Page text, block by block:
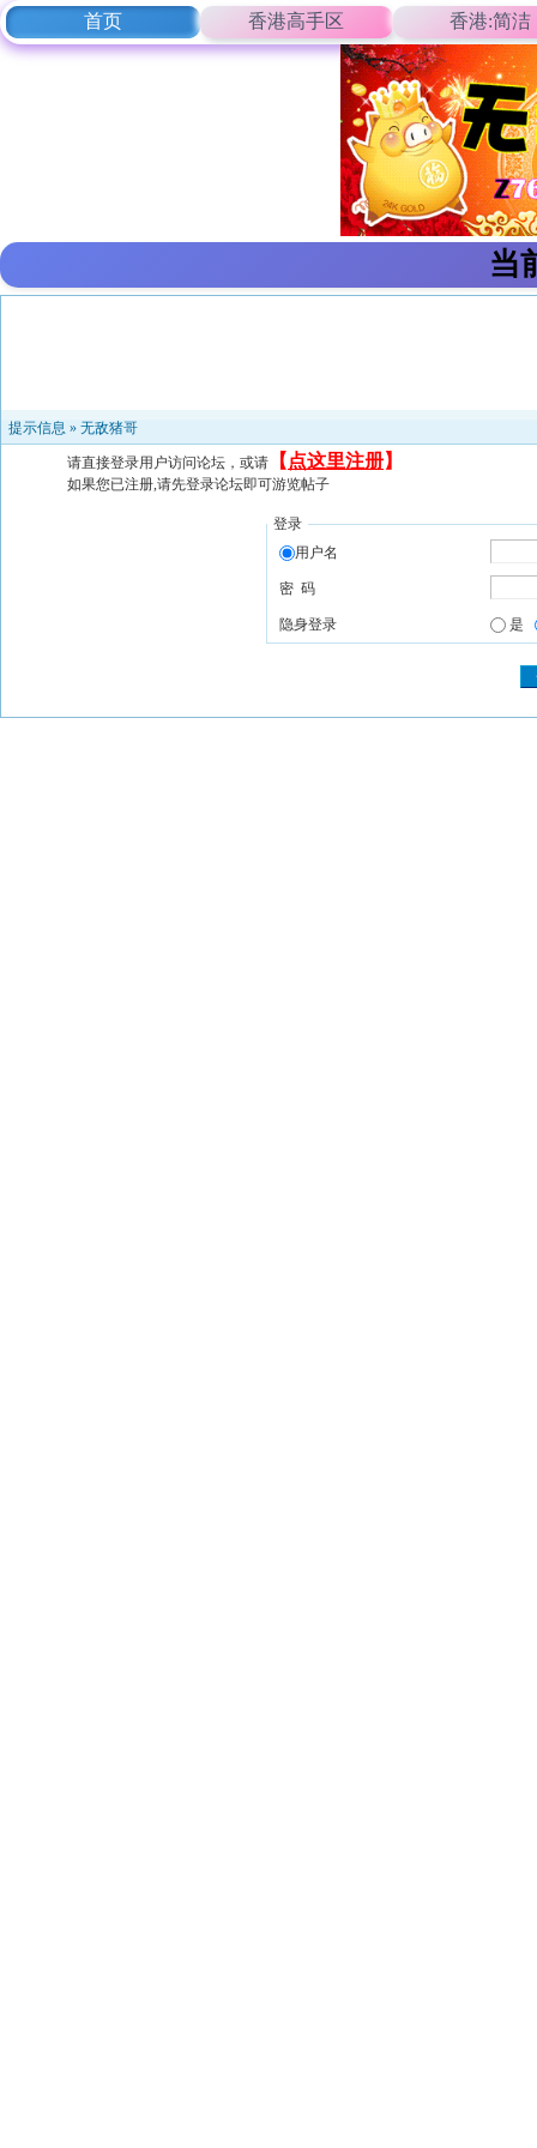
首页 香港高手区 香港:简洁
当
提示信息 » 无敌猪哥
请直接登录用户访问论坛，或请 【 点这里注册】
如果您已注册,请先登录论坛即可游览帖子
登录
用户名
密 码
隐身登录 是